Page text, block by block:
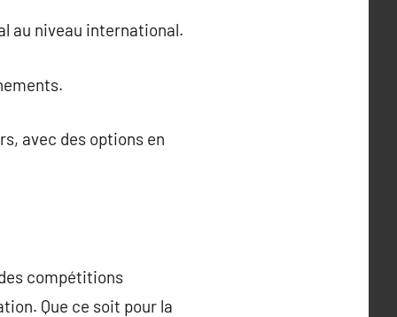
au niveau international.
avec des options en
compétitions
Que ce soit pour la